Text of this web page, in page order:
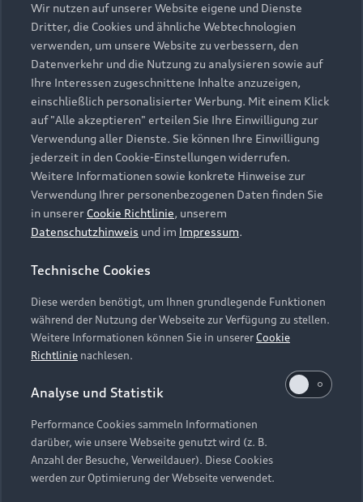
Alle Modelle
Modelle vergleichen
Elektromodelle
Plug-in-Hybride
Kaufen & leasen
Neuwagensuche
Gebrauchtwagensuche
Gebrauchtwagen
Finanzierung
Aktionen & Angebote
Geschäftskunden
Service & Zubehör
Saisonale Angebote
Audi Services
Garantie
Audi digital services
myAudi
Support
Kundenservice
Händlersuche
Audi Code
Online-Terminvereinbarung
Servicekontakt
Vertrag widerrufen
Über Audi
Unternehmen
Karriere
Investor Relations
Presse & Media Center
Datenschutz
Audi erleben
Newsletter
Impressum Rechtliches
Hinweisgebersystem
Datenschutzinformation
Cookie-Einstellungen
Cookie-Richtlinie
Barrierefreiheit
Hinweis: Die aktuelle Darstellung und Anordnung der
Embleme am Fahrzeug bei allen Abbildungen auf dieser
Webseite kann abweichen.
Wir nutzen auf unserer Website eigene und Dienste
Dritter, die Cookies und ähnliche Webtechnologien
verwenden, um unsere Website zu verbessern, den
Datenverkehr und die Nutzung zu analysieren sowie auf
Ihre Interessen zugeschnittene Inhalte anzuzeigen,
einschließlich personalisierter Werbung. Mit einem Klick
auf "Alle akzeptieren" erteilen Sie Ihre Einwilligung zur
Verwendung aller Dienste. Sie können Ihre Einwilligung
jederzeit in den Cookie-Einstellungen widerrufen.
Weitere Informationen sowie konkrete Hinweise zur
Verwendung Ihrer personenbezogenen Daten finden Sie
in unserer Cookie Richtlinie, unserem
Datenschutzhinweis und im Impressum.
Technische Cookies
Diese werden benötigt, um Ihnen grundlegende Funktionen
während der Nutzung der Webseite zur Verfügung zu stellen.
Weitere Informationen können Sie in unsererCookie
Richtlinie nachlesen.
Analyse und Statistik
Performance Cookies sammeln Informationen
darüber, wie unsere Webseite genutzt wird (z. B.
Anzahl der Besuche, Verweildauer). Diese Cookies
werden zur Optimierung der Webseite verwendet.